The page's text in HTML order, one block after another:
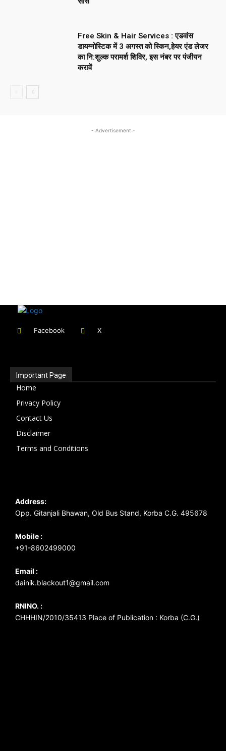
Free Skin & Hair Services : एडवांस
डायग्नोस्टिक में 3 अगस्त को स्किन,हेयर एंड लेजर
का नि:शुल्क परामर्श शिविर, इस नंबर पर पंजीयन
करावें
- Advertisement -
Facebook X
Important Page
Home
Privacy Policy
Contact Us
Disclaimer
Terms and Conditions
Address:
Opp. Gitanjali Bhawan, Old Bus Stand, Korba C.G. 495678
Mobile :
+91-8602499000
Email :
dainik.blackout1@gmail.com
RNINO. :
CHHHIN/2010/35413 Place of Publication : Korba (C.G.)